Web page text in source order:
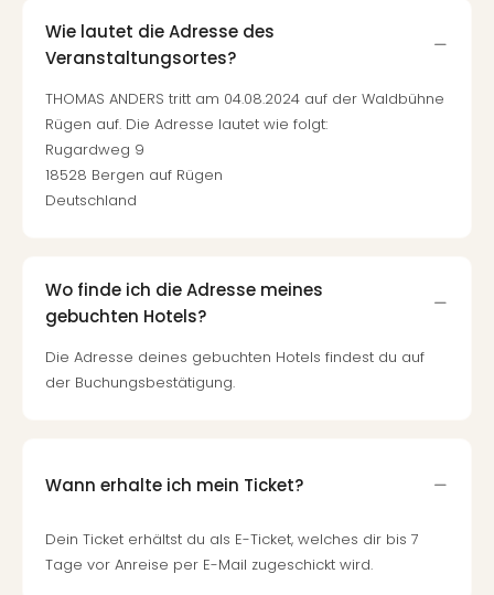
Wie lautet die Adresse des
Veranstaltungsortes?
THOMAS ANDERS tritt am 04.08.2024 auf der Waldbühne
Rügen auf. Die Adresse lautet wie folgt:
Rugardweg 9
18528 Bergen auf Rügen
Deutschland
Wo finde ich die Adresse meines
gebuchten Hotels?
Die Adresse deines gebuchten Hotels findest du auf
der Buchungsbestätigung.
Wann erhalte ich mein Ticket?
Dein Ticket erhältst du als E-Ticket, welches dir bis 7
Tage vor Anreise per E-Mail zugeschickt wird.